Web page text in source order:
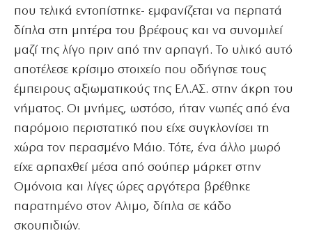
που τελικά εντοπίστηκε- εμφανίζεται να περπατά
δίπλα στη μητέρα του βρέφους και να συνομιλεί
μαζί της λίγο πριν από την αρπαγή. Το υλικό αυτό
αποτέλεσε κρίσιμο στοιχείο που οδήγησε τους
έμπειρους αξιωματικούς της ΕΛ.ΑΣ. στην άκρη του
νήματος. Οι μνήμες, ωστόσο, ήταν νωπές από ένα
παρόμοιο περιστατικό που είχε συγκλονίσει τη
χώρα τον περασμένο Μάιο. Τότε, ένα άλλο μωρό
είχε αρπαχθεί μέσα από σούπερ μάρκετ στην
Ομόνοια και λίγες ώρες αργότερα βρέθηκε
παρατημένο στον Αλιμο, δίπλα σε κάδο
σκουπιδιών.